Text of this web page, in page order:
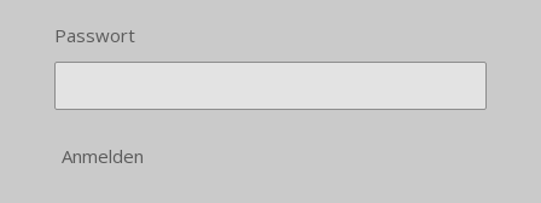
Passwort
Anmelden